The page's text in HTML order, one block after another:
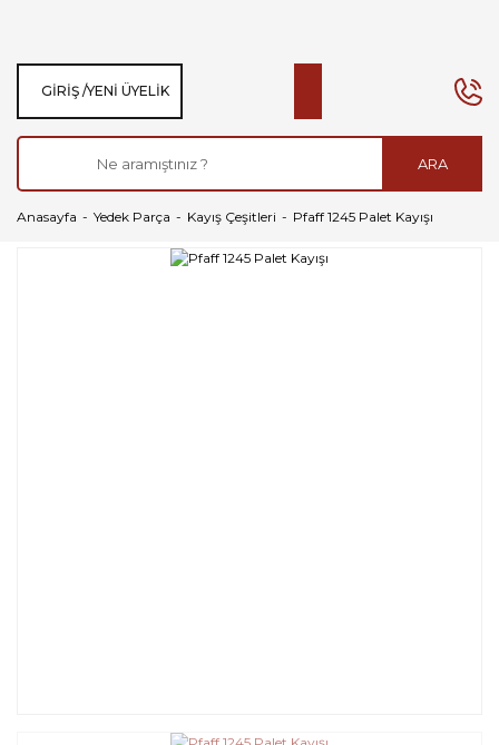
ARA
GIRIŞ /YENI ÜYELIK
Anasayfa Yedek Parça Kayış Çeşitleri Pfaff 1245 Palet Kayışı